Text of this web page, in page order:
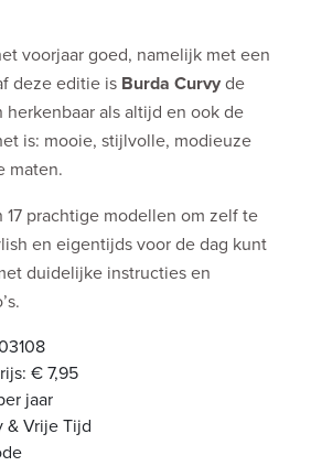
voorjaar goed, namelijk met een
deze editie is Burda Curvy de
herkenbaar als altijd en ook de
is: mooie, stijlvolle, modieuze
maten.
17 prachtige modellen om zelf te
en eigentijds voor de dag kunt
duidelijke instructies en
€ 7,95
jaar
& Vrije Tijd